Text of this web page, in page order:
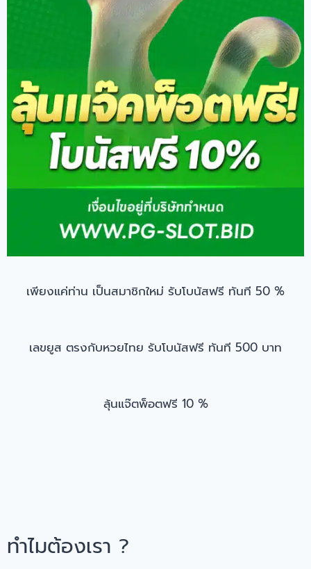
เพียงแค่ท่าน เป็นสมาชิกใหม่ รับโบนัสฟรี ทันที 50 %
เลขยูส ตรงกับหวยไทย รับโบนัสฟรี ทันที 500 บาท
ลุ้นแจ๊ตพ็อตฟรี 10 %
ทำไมต้องเรา ?